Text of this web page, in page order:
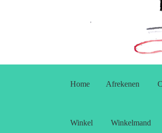
door
naar
Home Afrekenen
Winkel Winkelmand